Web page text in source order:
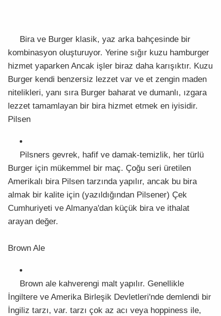
Bira ve Burger klasik, yaz arka bahçesinde bir
kombinasyon oluşturuyor. Yerine sığır kuzu hamburger
hizmet yaparken Ancak işler biraz daha karışıktır. Kuzu
Burger kendi benzersiz lezzet var ve et zengin maden
nitelikleri, yanı sıra Burger baharat ve dumanlı, ızgara
lezzet tamamlayan bir bira hizmet etmek en iyisidir.
Pilsen
Pilsners gevrek, hafif ve damak-temizlik, her türlü
Burger için mükemmel bir maç. Çoğu seri üretilen
Amerikalı bira Pilsen tarzında yapılır, ancak bu bira
almak bir kalite için (yazıldığından Pilsener) Çek
Cumhuriyeti ve Almanya'dan küçük bira ve ithalat
arayan değer.
Brown Ale
Brown ale kahverengi malt yapılır. Genellikle
İngiltere ve Amerika Birleşik Devletleri'nde demlendi bir
İngiliz tarzı, var. tarzı çok az acı veya hoppiness ile,